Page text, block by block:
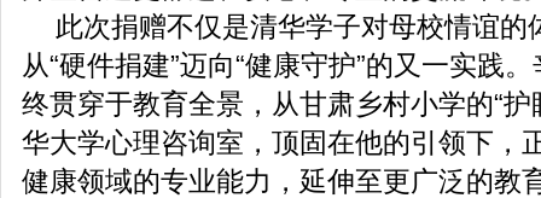
此次捐赠不仅是清华学子对母校情谊的
从“硬件捐建”迈向“健康守护”的又一实践
终贯穿于教育全景，从甘肃乡村小学的“护
华大学心理咨询室，顶固在他的引领下，
健康领域的专业能力，延伸至更广泛的教